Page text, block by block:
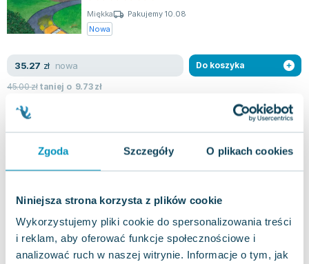
Zgoda Szczegóły O plikach cookies
Niniejsza strona korzysta z plików cookie
Wykorzystujemy pliki cookie do spersonalizowania treści
i reklam, aby oferować funkcje społecznościowe i
analizować ruch w naszej witrynie. Informacje o tym, jak
Miękka
Pakujemy 10.08
Nowa
35.27 zł nowa
45.00złtaniej o 9.73zł
Do koszyka
A new visitor to the cafe at the edge of
At just fifteen, Hanna has already experienced more
than her fair share of challenges. Growing up
0.0
32.22zł nowa Do koszyka